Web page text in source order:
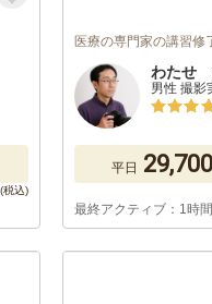
医療の専門家の講習修
わたせ
男性 撮影
平日 29,700
最終アクティブ：1時